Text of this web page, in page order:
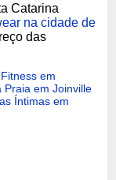
Catarina
na cidade de
das
em
Praia em Joinville
Íntimas em